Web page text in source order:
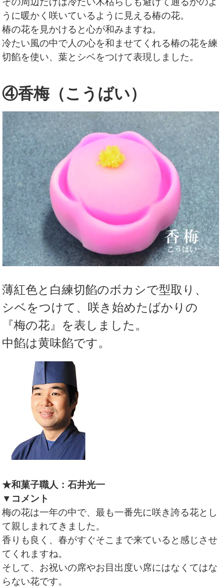
うに暖かく咲いているように見える椿の花。
椿の花を見かけると心が和みますね。
冷たい風の中で人の心を和ませてくれる椿の花を練
切餡を使い、葉とシベをつけて表現しました。
④香梅（こうばい）
薄紅色と白練切餡のボカシで型取り、
シベをつけて、咲き始めたばかりの
『梅の花』を表しました。
中餡は黄味餡です。
★和菓子職人：石井光一
▼コメント
梅の花は一年の中で、最も一番先に咲き誇る花とし
て親しまれてきました。
香りも良く、春がすぐそこまで来ていると感じさせ
てくれますね。
そして、お祝いの席やお目出度い席にはなくてはな
らない花です。